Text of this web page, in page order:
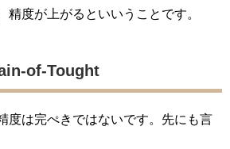
精度が上がるといいうことです。
of-Tought
度は完ぺきではないです。先にも言